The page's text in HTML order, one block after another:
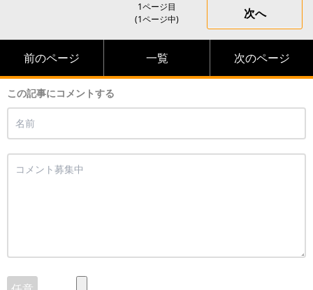
1ページ目
(1ページ中)
次へ
前のページ 一覧 次のページ
この記事にコメントする